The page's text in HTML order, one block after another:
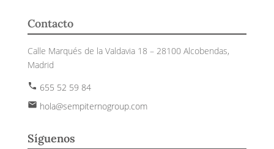
Contacto
Calle Marqués de la Valdavia 18 – 28100 Alcobendas,
Madrid
phone 655 52 59 84
email hola@sempiternogroup.com
Síguenos